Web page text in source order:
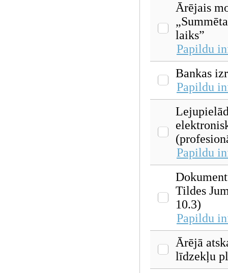
Ārējais
laiks”
Papildu
Bankas
Papildu
Papildu
Tildes
10.3)
Papildu
Ārējā
līdzekļu